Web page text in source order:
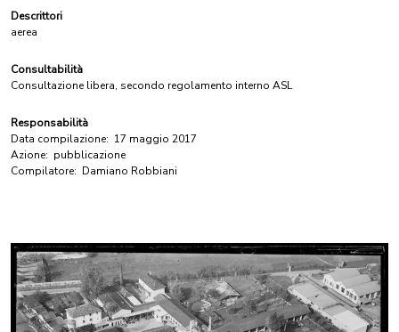
Descrittori
aerea
Consultabilità
Consultazione libera, secondo regolamento interno ASL
Responsabilità
Data compilazione: 17 maggio 2017
Azione: pubblicazione
Compilatore: Damiano Robbiani